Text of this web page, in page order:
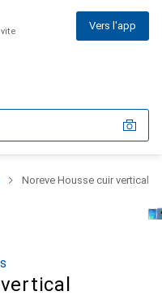
Vers l'app
Noreve Housse cuir vertical